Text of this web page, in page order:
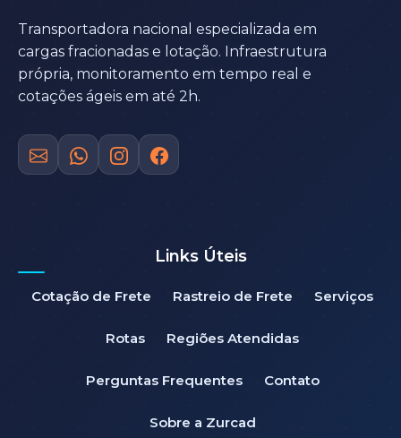
Transportadora nacional especializada em
cargas fracionadas e lotação. Infraestrutura
própria, monitoramento em tempo real e
cotações ágeis em até 2h.
Links Úteis
Cotação de Frete Rastreio de Frete Serviços
Rotas Regiões Atendidas
Perguntas Frequentes Contato
Sobre a Zurcad